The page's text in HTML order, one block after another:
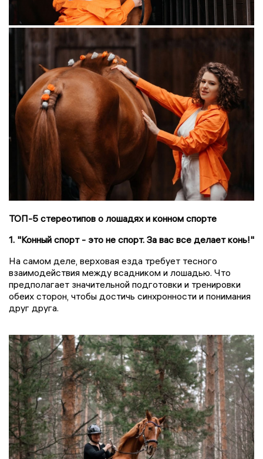
ТОП-5 стереотипов о лошадях и конном спорте
1. "Конный спорт - это не спорт. За вас все делает конь!"
На самом деле, верховая езда требует тесного
взаимодействия между всадником и лошадью. Что
предполагает значительной подготовки и тренировки
обеих сторон, чтобы достичь синхронности и понимания
друг друга.